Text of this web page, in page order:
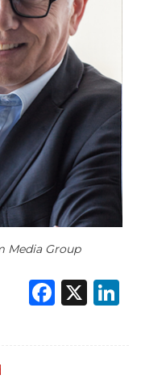
Media Group
X